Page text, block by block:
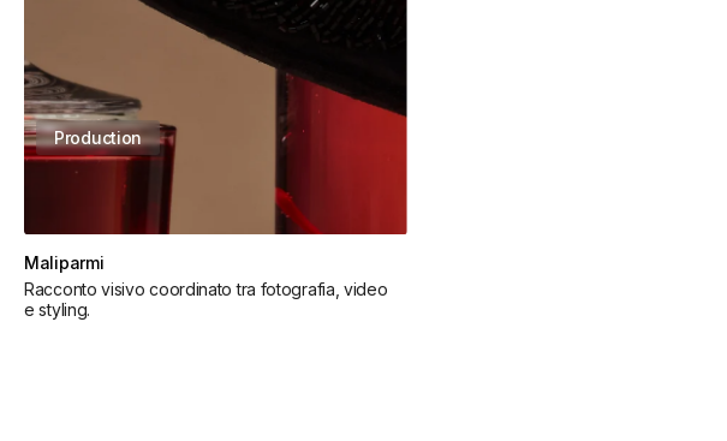
Production
Maliparmi
Racconto visivo coordinato tra fotografia, video
e styling.